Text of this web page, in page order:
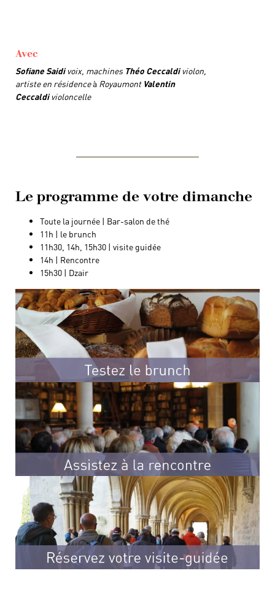
Avec
Sofiane Saidivoix, machines Théo Ceccaldiviolon,
artiste en résidenceà Royaumont Valentin
Ceccaldi violoncelle
Le programme de votre dimanche
Toute la journée | Bar-salon de thé
11h | le brunch
11h30, 14h, 15h30 | visite guidée
14h | Rencontre
15h30 | Dzair